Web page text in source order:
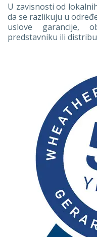
U zavisnosti od
da se razlikuju u
uslove garancije,
predstavniku ili